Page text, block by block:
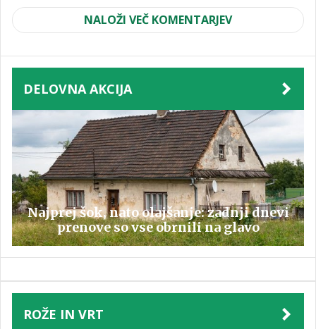
NALOŽI VEČ KOMENTARJEV
DELOVNA AKCIJA
Najprej šok, nato olajšanje: zadnji dnevi
prenove so vse obrnili na glavo
ROŽE IN VRT